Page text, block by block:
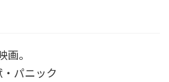
。
・パニック